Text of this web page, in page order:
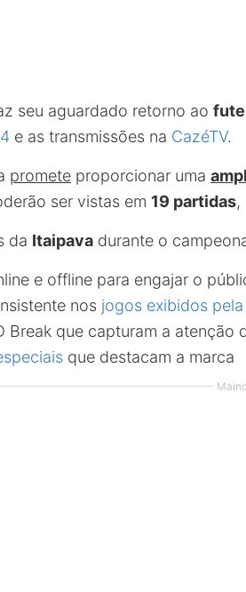
seu aguardado retorno ao
e as transmissões na CazéTV.
promete proporcionar uma
ser vistas em 19 partidas,
da Itaipava durante o
e offline para engajar o
nos jogos exibidos pela
Break que capturam a atenção
que destacam a marca